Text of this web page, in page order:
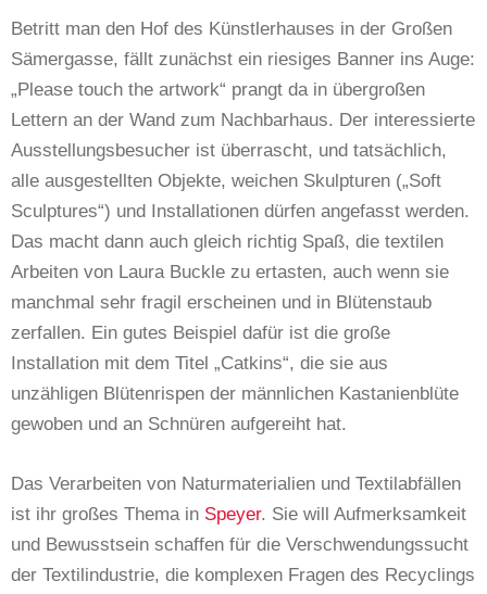
Betritt man den Hof des Künstlerhauses in der Großen
Sämergasse, fällt zunächst ein riesiges Banner ins Auge:
„Please touch the artwork“ prangt da in übergroßen
Lettern an der Wand zum Nachbarhaus. Der interessierte
Ausstellungsbesucher ist überrascht, und tatsächlich,
alle ausgestellten Objekte, weichen Skulpturen („Soft
Sculptures“) und Installationen dürfen angefasst werden.
Das macht dann auch gleich richtig Spaß, die textilen
Arbeiten von Laura Buckle zu ertasten, auch wenn sie
manchmal sehr fragil erscheinen und in Blütenstaub
zerfallen. Ein gutes Beispiel dafür ist die große
Installation mit dem Titel „Catkins“, die sie aus
unzähligen Blütenrispen der männlichen Kastanienblüte
gewoben und an Schnüren aufgereiht hat.
Das Verarbeiten von Naturmaterialien und Textilabfällen
ist ihr großes Thema in Speyer. Sie will Aufmerksamkeit
und Bewusstsein schaffen für die Verschwendungssucht
der Textilindustrie, die komplexen Fragen des Recyclings